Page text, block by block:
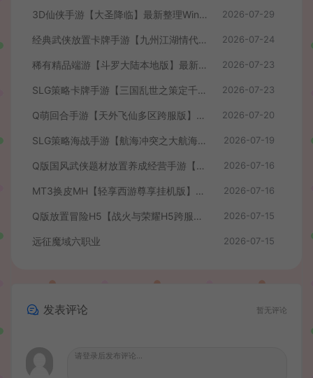
3D仙侠手游【大圣降临】最新整理Win系服务端+安卓+CDK授权后台+详细搭建教程+前后端全套源码 2026-07-29
经典武侠放置卡牌手游【九州江湖情代金券内购版】最新整理单机一键即玩镜像端+Linux手工服务端+安卓苹果双端+CDK授权后台+详细搭建教程 2026-07-24
稀有精品端游【斗罗大陆本地版】最新整理Win系服务端+PC客户端+网页注册+CDK授权后台+管理后台+详细搭建教程 2026-07-23
SLG策略卡牌手游【三国乱世之策定千军内购版】最新整理单机一键即玩镜像端+Linux手工服务端+安卓+CDK授权后台+详细搭建教程+前后端全套源码 2026-07-23
Q萌回合手游【天外飞仙多区跨服版】最新整理单机一键即玩镜像端+Linux手工服务端+安卓+CDK授权后台+详细搭建教程 2026-07-20
SLG策略海战手游【航海冲突之大航海大战】最新整理Win系半手工服务端+安卓+CDK授权后台+详细搭建教程+前后端全套修复源码 2026-07-19
Q版国风武侠题材放置养成经营手游【我要当掌门】最新整理单机一键即玩镜像端+Linux手工服务端+安卓苹果H5三端+CDK授权后台+全套源码+详细搭建教程 2026-07-16
MT3换皮MH【轻享西游尊享挂机版】最新整理单机一键即玩镜像端+Linux手工服务端+安卓苹果双端+GM后台+全套源码+详细搭建教程 2026-07-16
Q版放置冒险H5【战火与荣耀H5跨服版】最新整理单机一键即玩镜像端+Linux手工服务端+简易安卓+CDK授权后台+详细搭建教程 2026-07-15
远征魔域六职业 2026-07-15
发表评论 暂无评论